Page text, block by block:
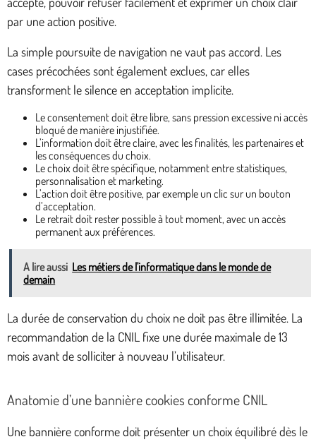
par une action positive.
La simple poursuite de navigation ne vaut pas accord. Les
cases précochées sont également exclues, car elles
transforment le silence en acceptation implicite.
Le consentement doit être libre, sans pression excessive ni accès
bloqué de manière injustifiée.
L’information doit être claire, avec les finalités, les partenaires et
les conséquences du choix.
Le choix doit être spécifique, notamment entre statistiques,
personnalisation et marketing.
L’action doit être positive, par exemple un clic sur un bouton
d’acceptation.
Le retrait doit rester possible à tout moment, avec un accès
permanent aux préférences.
A lire aussi Les métiers de l'informatique dans le monde de
demain
La durée de conservation du choix ne doit pas être illimitée. La
recommandation de la CNIL fixe une durée maximale de 13
mois avant de solliciter à nouveau l’utilisateur.
Anatomie d’une bannière cookies conforme CNIL
Une bannière conforme doit présenter un choix équilibré dès le